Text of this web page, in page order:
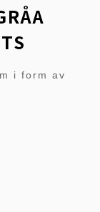
i form av